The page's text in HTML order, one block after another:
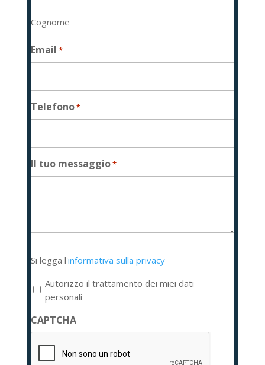
Cognome
Email *
Telefono*
Il tuo messaggio*
legga
l'informativa
sulla
privacy
*
Si legga l'informativa sulla privacy
Autorizzo il trattamento dei miei dati
personali
CAPTCHA